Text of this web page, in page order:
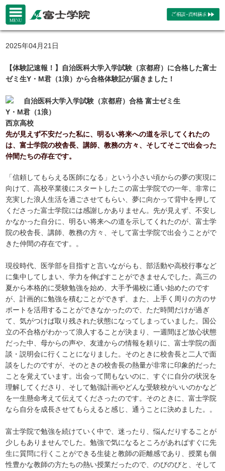
2025年04月21日
【体験記速報！】自治医科大学入学試験（京都府）に合格した富士
ゼミ生Y・M君（1浪）から合格体験記が届きました！
自治医科大学入学試験（京都府）合格 富士ゼミ生
Y・M君（1浪）
西京高校
先が見えず不安だった私に、明るい将来への道を示してくれたの
は、富士学院の校舎長、講師、教務の方々、そしてそこで出会った
仲間たちの存在です。
「信頼してもらえる医師になる」という小さい頃からの夢の実現に
向けて、高校卒業後にスタートしたこの富士学院での一年、非常に
充実した浪人生活を過ごさせてもらい、夢に向かって背中を押して
くださった富士学院には感謝しかありません。先が見えず、不安し
かなかった自分に、明るい将来への道を示してくれたのが、富士学
院の校舎長、講師、教務の方々、そして富士学院で出会うことがで
きた仲間の存在です。。
現役時代、医学部を目指すと言いながらも、部活動や高校行事など
に集中してしまい、学力を伸ばすことができませんでした。高三の
夏から本格的に受験勉強を始め、大手予備校に通い始めたのです
が、計画的に勉強を積むことができず、また、上手く周りの方のサ
ポートを活用することができなかったので、ただ時間だけが過ぎ
て、気がつけば取り残された状態になってしまっていました。国公
立の不合格がわかって浪人することが決まり、一週間ほど放心状態
だった中、母からの声や、友達からの情報を頼りに、富士学院の面
談・説明会に行くことになりました。そのときに校舎長と二人で面
談をしたのですが、そのときの校舎長の熱量が非常に印象的だった
ことを覚えています。出会って間もないのに、すぐに自分の状況を
理解してくださり、そして勉強計画やどんな受験校がいいのかなど
を一生懸命考えて伝えてくださったのです。そのときに、富士学院
なら自分を成長させてもらえると感じ、通うことに決めました。。
富士学院で勉強を続けていく中で、迷ったり、悩んだりすることが
少しもありませんでした。勉強で気になるところがあればすぐに先
生に質問に行くことができる生徒と教師の距離感であり、授業も個
性豊かな教師の方たちの熱い授業だったので、のびのびと、そして